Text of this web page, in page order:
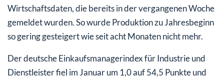
Wirtschaftsdaten, die bereits in der vergangenen Woche
gemeldet wurden. So wurde Produktion zu Jahresbeginn
so gering gesteigert wie seit acht Monaten nicht mehr.
Der deutsche Einkaufsmanagerindex für Industrie und
Dienstleister fiel im Januar um 1,0 auf 54,5 Punkte und